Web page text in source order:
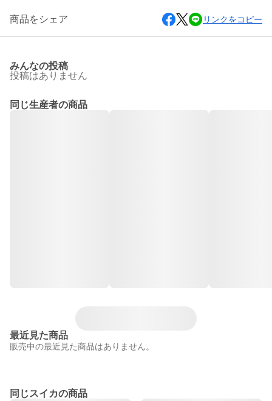
商品をシェア リンクをコピー
みんなの投稿
投稿はありません
同じ生産者の商品
最近見た商品
販売中の最近見た商品はありません。
同じスイカの商品